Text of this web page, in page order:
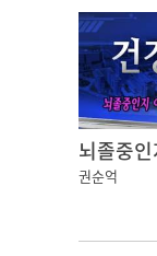
권순억